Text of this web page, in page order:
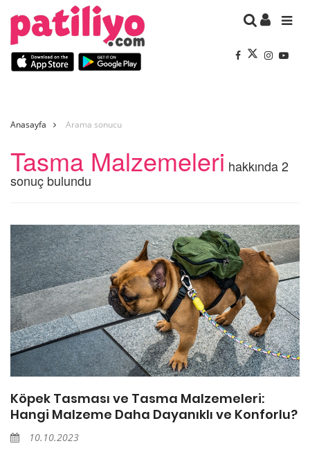
Anasayfa Arama sonucu
Tasma Malzemeleri hakkında 2
sonuç bulundu
Köpek Tasması ve Tasma Malzemeleri:
Hangi Malzeme Daha Dayanıklı ve Konforlu?
10.10.2023